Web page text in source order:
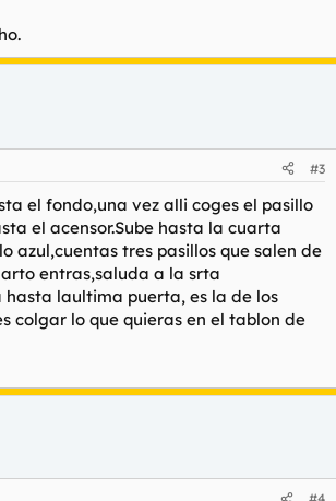
#3
el fondo,una vez alli coges el pasillo
el acensor.Sube hasta la cuarta
azul,cuentas tres pasillos que salen de
entras,saluda a la srta
hasta laultima puerta, es la de los
colgar lo que quieras en el tablon de